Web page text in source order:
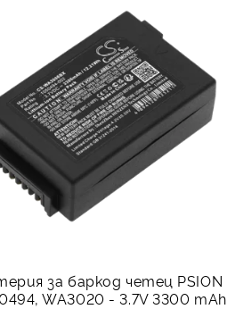
за баркод четец PSION
WA3020 - 3.7V 3300 mAh